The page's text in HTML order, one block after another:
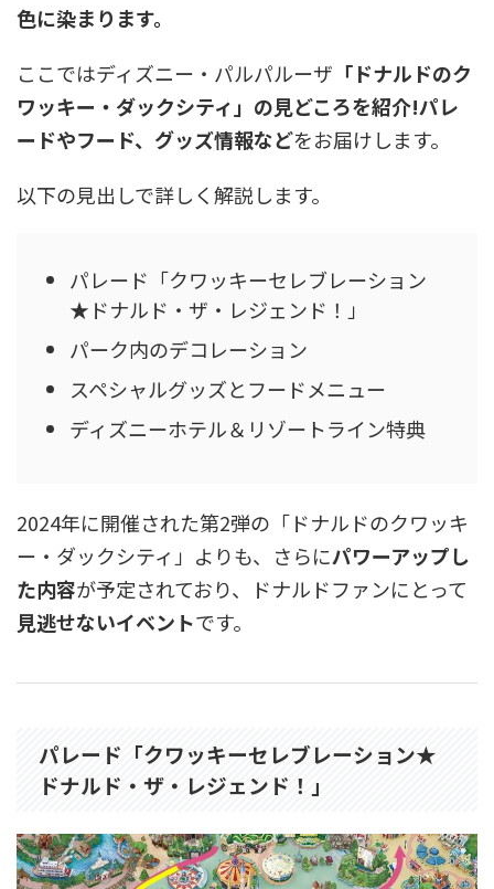
色に染まります。
ここではディズニー・パルパルーザ 「ドナルドのク
ワッキー・ダックシティ」の見どころを紹介!パレ
ードやフード、グッズ情報などをお届けします。
以下の見出しで詳しく解説します。
パレード「クワッキーセレブレーション
★ドナルド・ザ・レジェンド！」
パーク内のデコレーション
スペシャルグッズとフードメニュー
ディズニーホテル＆リゾートライン特典
2024年に開催された第2弾の「ドナルドのクワッキ
ー・ダックシティ」よりも、さらにパワーアップし
た内容が予定されており、ドナルドファンにとって
見逃せないイベントです。
パレード「クワッキーセレブレーション★
ドナルド・ザ・レジェンド！」